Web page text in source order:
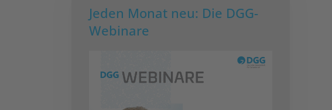
Jeden Monat neu: Die DGG-
Webinare